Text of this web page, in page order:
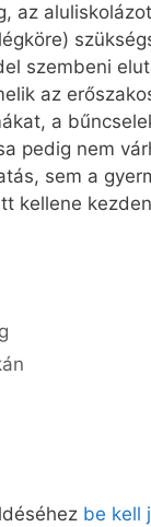
az
szembeni
az
a
pedig nem
sem a
kellene
be kell